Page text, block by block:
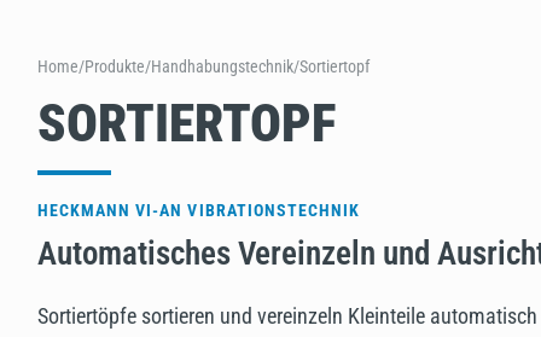
Home/Produkte/Handhabungstechnik/Sortiertopf
SORTIERTOPF
HECKMANN VI-AN VIBRATIONSTECHNIK
Automatisches Vereinzeln und
Sortiertöpfe sortieren und vereinzeln Kleinteile